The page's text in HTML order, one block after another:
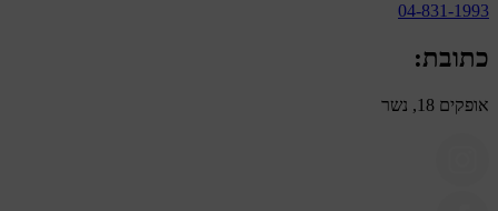
04-831-1993
כתובת:
אופקים 18, נשר